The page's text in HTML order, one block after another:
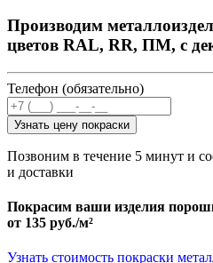
Производим
цветов RAL, RR, ПМ, с
Телефон (обязательно)
Узнать цену покраски
Позвоним в течение 5 минут и
и доставки
Покрасим ваши изделия
от 135 руб./м²
Узнать стоимость покраски